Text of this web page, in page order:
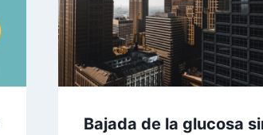
Bajada de la glucosa